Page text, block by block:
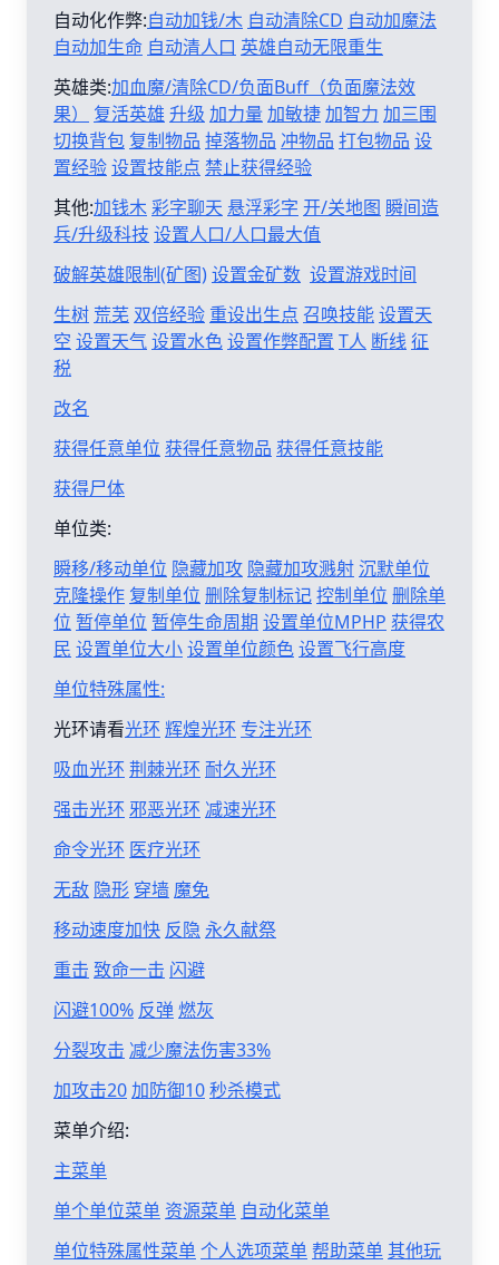
自动化作弊:自动加钱/木 自动清除CD 自动加魔法
自动加生命 自动清人口 英雄自动无限重生
英雄类:加血魔/清除CD/负面Buff（负面魔法效
果）
复活英雄 升级 加力量 加敏捷加智力 加三围
切换背包 复制物品 掉落物品 冲物品 打包物品 设
置经验设置技能点 禁止获得经验
其他:加钱木彩字聊天 悬浮彩字 开/关地图 瞬间造
兵/升级科技 设置人口/人口最大值
破解英雄限制(矿图)设置金矿数 设置游戏时间
生树 荒芜 双倍经验 重设出生点 召唤技能设置天
空 设置天气设置水色设置作弊配置 T人 断线征
税
改名
获得任意单位 获得任意物品 获得任意技能
获得尸体
单位类:
瞬移/移动单位 隐藏加攻 隐藏加攻溅射沉默单位
克隆操作 复制单位 删除复制标记控制单位 删除单
位 暂停单位 暂停生命周期 设置单位MPHP 获得农
民 设置单位大小设置单位颜色设置飞行高度
单位特殊属性:
光环请看光环 辉煌光环 专注光环
吸血光环 荆棘光环 耐久光环
强击光环 邪恶光环 减速光环
命令光环 医疗光环
无敌 隐形 穿墙 魔免
移动速度加快 反隐 永久献祭
重击 致命一击 闪避
闪避100% 反弹燃灰
分裂攻击 减少魔法伤害33%
加攻击20加防御10秒杀模式
菜单介绍:
主菜单
单个单位菜单 资源菜单 自动化菜单
单位特殊属性菜单个人选项菜单帮助菜单其他玩